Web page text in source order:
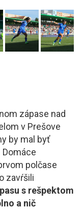
zápase nad
v Prešove
by mal byť
polčase
zavŕšili
s rešpektom
a nič